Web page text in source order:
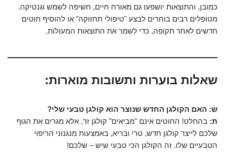
כמובן, והתוצאות יושפעו גם מאורח חיים, חשיפה לשמש וגנטיקה.
מטופלים רבים בוחרים לבצע "טיפולי תחזוקה" או להוסיף חוטים
חדשים לאחר תקופה, כדי לשמר את התוצאות המעולות.
שאלות בוערות ותשובות מוארות:
ש: האם הקולגן החדש שנוצר הוא קולגן טבעי שלי?
ת: בהחלט! החוטים אינם "מביאים" קולגן זר, אלא מגרים את הגוף
שלכם לייצר קולגן חדש, טרי ובריא, באמצעות מנגנוני הריפוי
הטבעיים שלו. זה הקולגן הכי טבעי שיש – שלכם!